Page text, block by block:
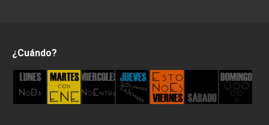
¿Cuándo?